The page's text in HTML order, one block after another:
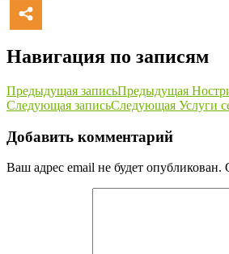
Навигация по записям
Предыдущая записьПредыдущая
Следующая записьСледующая Услуги
Добавить комментарий
Ваш адрес email не будет опубликован.